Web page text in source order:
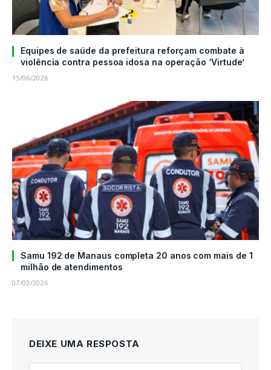
Equipes de saúde da prefeitura reforçam combate à
violência contra pessoa idosa na operação ‘Virtude’
15/06/2026
Samu 192 de Manaus completa 20 anos com mais de 1
milhão de atendimentos
07/03/2026
DEIXE UMA RESPOSTA